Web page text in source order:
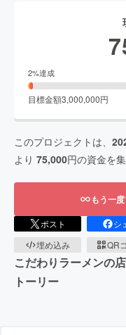
2%達成
目標金額3,000,000円
このプロジェクトは、
より 75,000円の資金を集
もう一
ポスト シ
埋め込み
QR
こだわりラーメンの
トーリー